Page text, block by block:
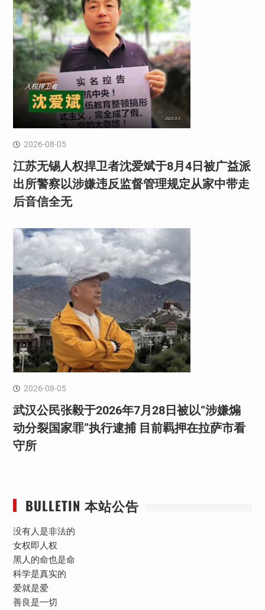
2026-08-05
江苏无锡人权捍卫者沈爱斌于8月4日被广益派
出所警察以涉嫌违反监督管理规定从家中带走
后音信全无
2026-08-05
武汉公民张毅于2026年7月28日被以“涉嫌煽
动分裂国家罪”执行逮捕 目前羁押在拉萨市看
守所
BULLETIN 本站公告
没有人是非法的
女权即人权
黑人的命也是命
科学是真实的
爱就是爱
善良是一切